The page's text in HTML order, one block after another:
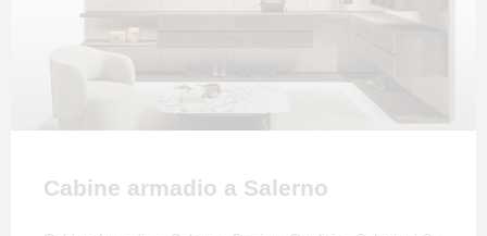
Cabine armadio a Salerno